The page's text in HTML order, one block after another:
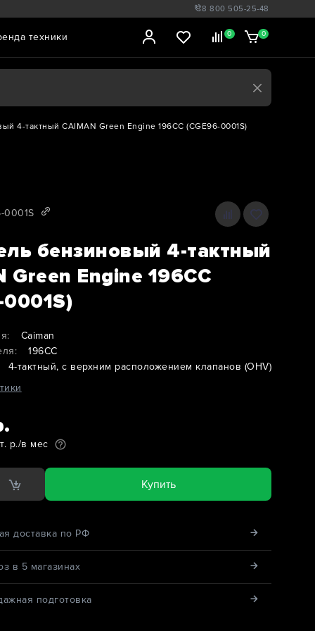
8 800 505-25-48
0 0
техники
4-тактный CAIMAN Green Engine 196CC (CGE96-0001S)
0001S
бензиновый 4-тактный
Green Engine 196CC
0001S)
Caiman
196CC
4-тактный, с верхним расположением клапанов (OHV)
р./в мес
Купить
доставка по РФ
в 5 магазинах
подготовка